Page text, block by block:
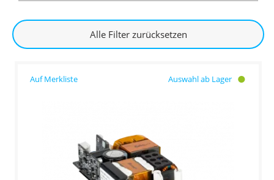
Alle Filter zurücksetzen
Auswahl ab Lager